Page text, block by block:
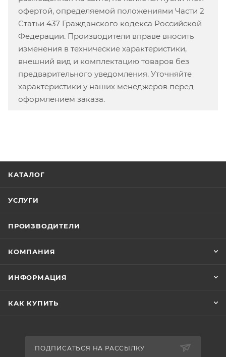
офертой, определяемой положениями Части 2
Статьи 437 Гражданского кодекса Российской
Федерации. Производители вправе вносить
изменения в технические характеристики,
внешний вид и комплектацию товаров без
предварительного уведомления. Уточняйте
характеристики у наших менеджеров перед
оформлением заказа.
КАТАЛОГ
УСЛУГИ
ПРОИЗВОДИТЕЛИ
КОМПАНИЯ
ИНФОРМАЦИЯ
КАК КУПИТЬ
ПОДПИСАТЬСЯ НА РАССЫЛКУ